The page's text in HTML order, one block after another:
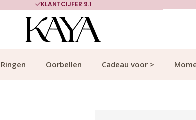
KLANTCIJFER 9.1
Ringen Oorbellen Cadeau voor >